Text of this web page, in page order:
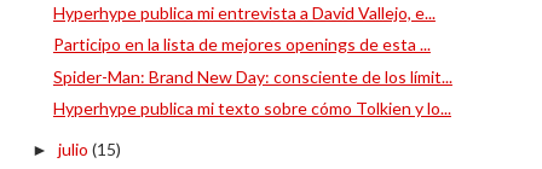
Hyperhype publica mi entrevista a David Vallejo, e...
Participo en la lista de mejores openings de esta ...
Spider-Man: Brand New Day: consciente de los límit...
Hyperhype publica mi texto sobre cómo Tolkien y lo...
► julio (15)